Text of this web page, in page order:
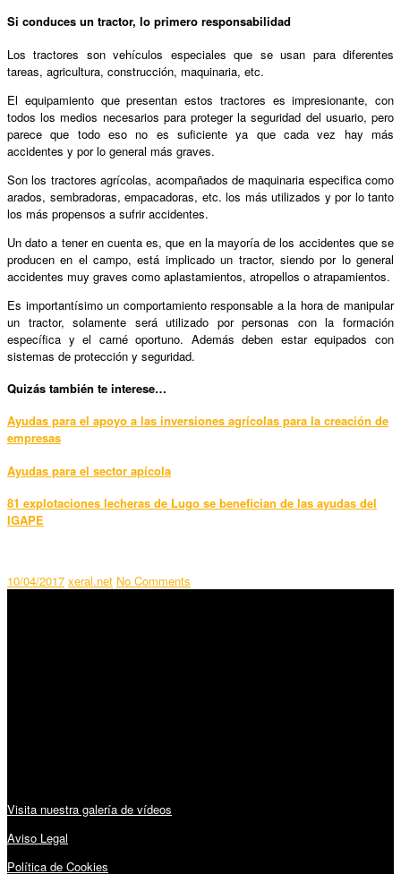
Si conduces un tractor, lo primero responsabilidad
Los tractores son vehículos especiales que se usan para diferentes
tareas, agricultura, construcción, maquinaria, etc.
El equipamiento que presentan estos tractores es impresionante, con
todos los medios necesarios para proteger la seguridad del usuario, pero
parece que todo eso no es suficiente ya que cada vez hay más
accidentes y por lo general más graves.
Son los tractores agrícolas, acompañados de maquinaria especifica como
arados, sembradoras, empacadoras, etc. los más utilizados y por lo tanto
los más propensos a sufrir accidentes.
Un dato a tener en cuenta es, que en la mayoría de los accidentes que se
producen en el campo, está implicado un tractor, siendo por lo general
accidentes muy graves como aplastamientos, atropellos o atrapamientos.
Es importantísimo un comportamiento responsable a la hora de manipular
un tractor, solamente será utilizado por personas con la formación
específica y el carné oportuno. Además deben estar equipados con
sistemas de protección y seguridad.
Quizás también te interese…
Ayudas para el apoyo a las inversiones agrícolas para la creación de
empresas
Ayudas para el sector apícola
81 explotaciones lecheras de Lugo se benefician de las ayudas del
IGAPE
10/04/2017 xeral.net No Comments
Visita nuestra galería de vídeos
Aviso Legal
Política de Cookies